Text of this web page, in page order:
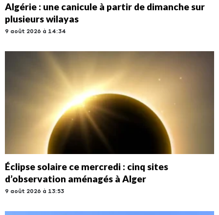
Algérie : une canicule à partir de dimanche sur
plusieurs wilayas
9 août 2026 à 14:34
Éclipse solaire ce mercredi : cinq sites
d’observation aménagés à Alger
9 août 2026 à 13:53